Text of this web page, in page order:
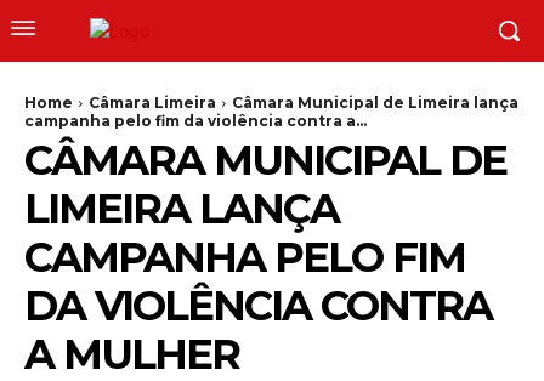
Home Câmara Limeira
Câmara Municipal de Limeira lança
campanha pelo fim da violência contra a...
CÂMARA MUNICIPAL DE
LIMEIRA LANÇA
CAMPANHA PELO FIM
DA VIOLÊNCIA CONTRA
A MULHER